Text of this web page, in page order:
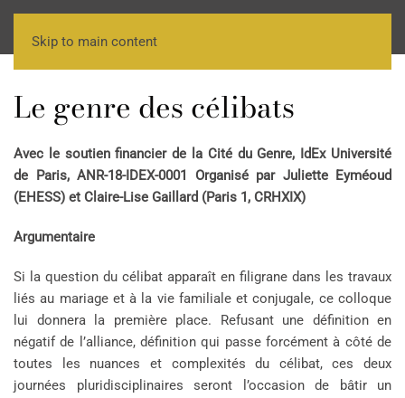
Skip to main content
Le genre des célibats
Avec le soutien financier de la Cité du Genre, IdEx Université
de Paris, ANR-18-IDEX-0001 Organisé par Juliette Eyméoud
(EHESS) et Claire-Lise Gaillard (Paris 1, CRHXIX)
Argumentaire
Si la question du célibat apparaît en filigrane dans les travaux
liés au mariage et à la vie familiale et conjugale, ce colloque
lui donnera la première place. Refusant une définition en
négatif de l’alliance, définition qui passe forcément à côté de
toutes les nuances et complexités du célibat, ces deux
journées pluridisciplinaires seront l’occasion de bâtir un